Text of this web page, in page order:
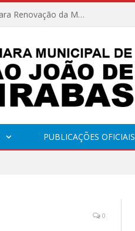
Edital de Convocação Nº 001/2026 – Eleição para Renovação da Mesa Diretora – Biênio 2027/2028
PUBLICAÇÕES OFICIAIS
0